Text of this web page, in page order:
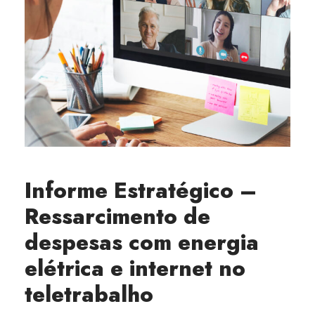
Informe Estratégico –
Ressarcimento de
despesas com energia
elétrica e internet no
teletrabalho